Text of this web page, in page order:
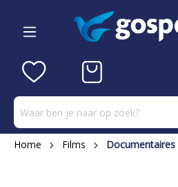
Home Films Documentaires